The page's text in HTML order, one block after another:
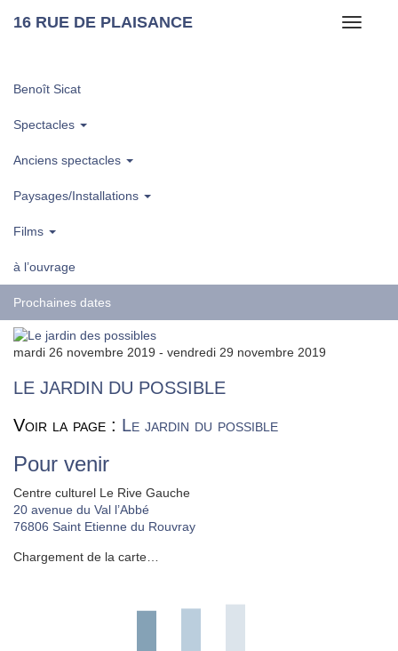
Toggle
16 RUE DE PLAISANCE
Benoît Sicat
Spectacles
Anciens spectacles
Paysages/Installations
Films
à l’ouvrage
Prochaines dates
mardi 26 novembre 2019 - vendredi 29 novembre 2019
LE JARDIN DU POSSIBLE
Voir la page : Le jardin du possible
Pour venir
Centre culturel Le Rive Gauche
20 avenue du Val l’Abbé
76806 Saint Etienne du Rouvray
Chargement de la carte…